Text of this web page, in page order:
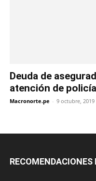
Deuda de
atención de
Macronorte.pe - 9 octubre, 2019
RECOMENDACIONES